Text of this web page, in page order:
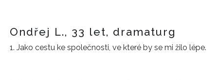
Ondřej L., 33 let, dramaturg
1. Jako cestu ke společnosti, ve které by se mi žilo lépe.